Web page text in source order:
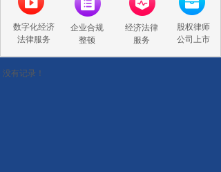
股权律师
公司上市
数字化经济
法律服务
经济法律
服务
企业合规
整顿
没有记录！